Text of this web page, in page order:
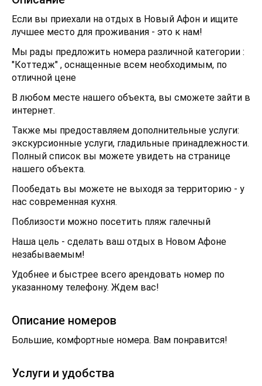
Если вы приехали на отдых в Новый Афон и ищите
лучшее место для проживания - это к нам!
Мы рады предложить номера различной категории :
"Коттедж" , оснащенные всем необходимым, по
отличной цене
В любом месте нашего объекта, вы сможете зайти в
интернет.
Также мы предоставляем дополнительные услуги:
экскурсионные услуги, гладильные принадлежности.
Полный список вы можете увидеть на странице
нашего объекта.
Пообедать вы можете не выходя за территорию - у
нас современная кухня.
Поблизости можно посетить пляж галечный
Наша цель - сделать ваш отдых в Новом Афоне
незабываемым!
Удобнее и быстрее всего арендовать номер по
указанному телефону. Ждем вас!
Описание номеров
Большие, комфортные номера. Вам понравится!
Услуги и удобства